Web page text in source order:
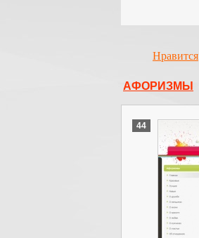
Нравится
АФОРИЗМЫ
44